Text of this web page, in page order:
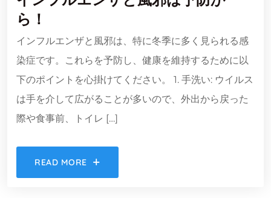
ら！
インフルエンザと風邪は、特に冬季に多く見られる感
染症です。これらを予防し、健康を維持するために以
下のポイントを心掛けてください。 1. 手洗い: ウイルス
は手を介して広がることが多いので、外出から戻った
際や食事前、トイレ […]
READ MORE